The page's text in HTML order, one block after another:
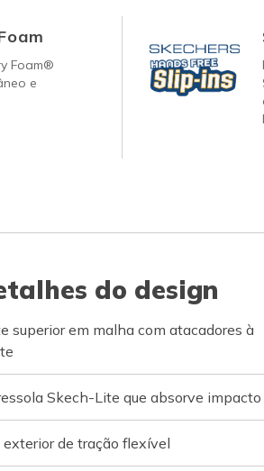
Foam®
e
do design
superior em malha com atacadores à
Skech-Lite que absorve impacto
exterior de tração flexível